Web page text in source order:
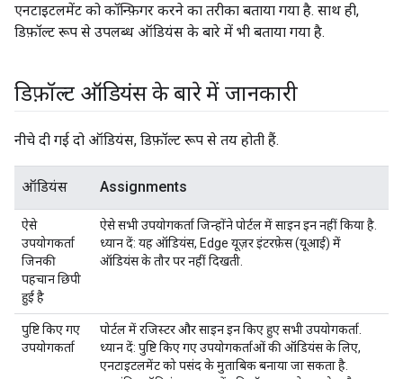
एनटाइटलमेंट को कॉन्फ़िगर करने का तरीका बताया गया है. साथ ही,
डिफ़ॉल्ट रूप से उपलब्ध ऑडियंस के बारे में भी बताया गया है.
डिफ़ॉल्ट ऑडियंस के बारे में जानकारी
नीचे दी गई दो ऑडियंस, डिफ़ॉल्ट रूप से तय होती हैं.
ऑडियंस Assignments
ऐसे
उपयोगकर्ता
जिनकी
पहचान छिपी
हुई है
ऐसे सभी उपयोगकर्ता जिन्होंने पोर्टल में साइन इन नहीं किया है.
ध्यान दें: यह ऑडियंस, Edge यूज़र इंटरफ़ेस (यूआई) में
ऑडियंस के तौर पर नहीं दिखती.
पुष्टि किए गए
उपयोगकर्ता
पोर्टल में रजिस्टर और साइन इन किए हुए सभी उपयोगकर्ता.
ध्यान दें: पुष्टि किए गए उपयोगकर्ताओं की ऑडियंस के लिए,
एनटाइटलमेंट को पसंद के मुताबिक बनाया जा सकता है.